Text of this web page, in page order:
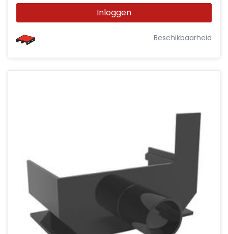
Inloggen
Beschikbaarheid